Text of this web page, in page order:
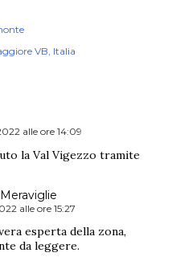
VB, Italia
alle ore 14:09
la Val Vigezzo tramite
alle ore 15:27
esperta della zona,
da leggere.